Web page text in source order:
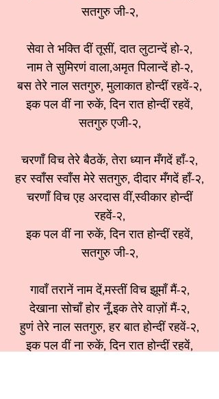
सतगुरु जी-२,
सेवा ते भक्ति दीं तूसीं, दात लुटान्दें हो-२,
नाम ते सुमिरणं वाला,अमृत पिलान्दें हो-२,
बस तेरे नाल सतगुरु, मुलाकात होन्दीं रहवें-२,
इक पल वीं ना रुकें, दिन रात होन्दीं रहवें,
सतगुरु एजी-२,
चरणाँ विच तेरे बैठकें, तेरा ध्यान मँगदें हाँ-२,
हर स्वाँस स्वाँस मेरे सतगुरु, दीदार मँगदें हाँ-२,
चरणाँ विच एह अरदास वीं,स्वीकार होन्दीं
रहवें-२,
इक पल वीं ना रुकें, दिन रात होन्दीं रहवें,
सतगुरु जी-२,
गावाँ तरानें नाम दें,मस्तीं विच झूमाँ मैं-२,
देखाना सोचाँ होर नूँ,इक तेरे वाज़ों मैं-२,
हुणं तेरे नाल सतगुरु, हर बात होन्दीं रहवें-२,
इक पल वीं ना रुकें, दिन रात होन्दीं रहवें,